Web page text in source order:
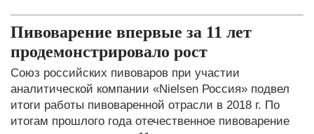
Пивоварение впервые за 11 лет
продемонстрировало рост
Союз российских пивоваров при участии
аналитической компании «Nielsen Россия» подвел
итоги работы пивоваренной отрасли в 2018 г. По
итогам прошлого года отечественное пивоварение